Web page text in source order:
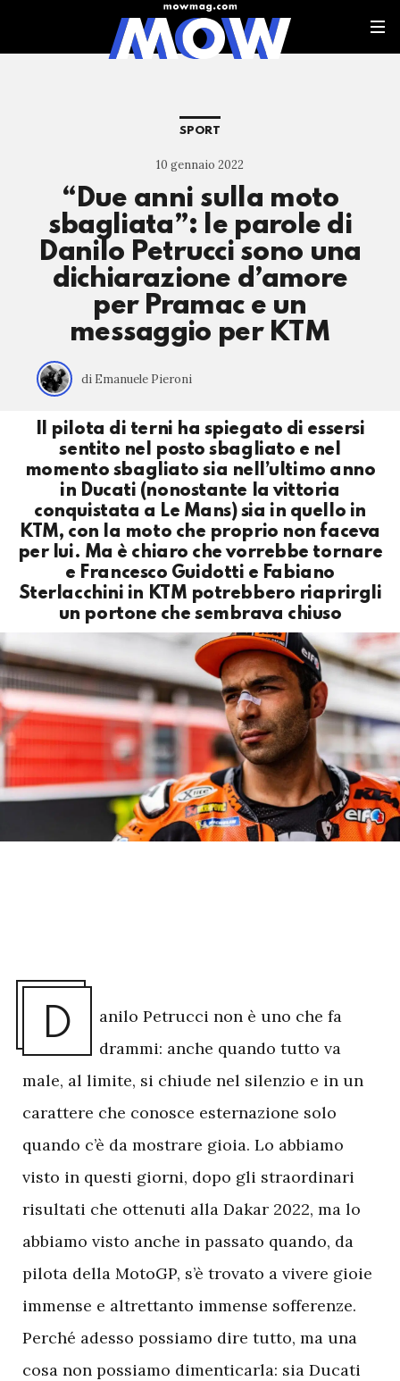
SPORT
10 gennaio 2022
“Due anni sulla moto
sbagliata”: le parole di
Danilo Petrucci sono una
dichiarazione d’amore
per Pramac e un
messaggio per KTM
di Emanuele Pieroni
Il pilota di terni ha spiegato di essersi
sentito nel posto sbagliato e nel
momento sbagliato sia nell’ultimo anno
in Ducati (nonostante la vittoria
conquistata a Le Mans) sia in quello in
KTM, con la moto che proprio non faceva
per lui. Ma è chiaro che vorrebbe tornare
e Francesco Guidotti e Fabiano
Sterlacchini in KTM potrebbero riaprirgli
un portone che sembrava chiuso
D
anilo Petrucci non è uno che fa
drammi: anche quando tutto va
male, al limite, si chiude nel silenzio e in un
carattere che conosce esternazione solo
quando c’è da mostrare gioia. Lo abbiamo
visto in questi giorni, dopo gli straordinari
risultati che ottenuti alla Dakar 2022, ma lo
abbiamo visto anche in passato quando, da
pilota della MotoGP, s’è trovato a vivere gioie
immense e altrettanto immense sofferenze.
Perché adesso possiamo dire tutto, ma una
cosa non possiamo dimenticarla: sia Ducati